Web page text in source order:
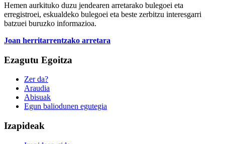
Hemen aurkituko duzu jendearen arretarako bulegoei eta
erregistroei, eskualdeko bulegoei eta beste zerbitzu interesgarri
batzuei buruzko informazioa.
Joan herritarrentzako arretara
Ezagutu Egoitza
Zer da?
Araudia
Abisuak
Egun baliodunen egutegia
Izapideak